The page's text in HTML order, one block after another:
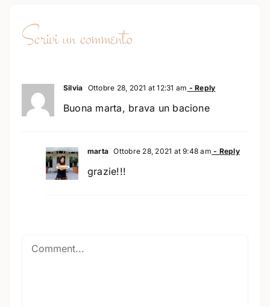
Scrivi un commento
Silvia Ottobre 28, 2021 at 12:31 am - Reply
Buona marta, brava un bacione
marta Ottobre 28, 2021 at 9:48 am - Reply
grazie!!!